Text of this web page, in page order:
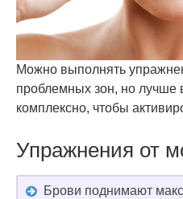
Можно выполнять
проблемных зон, но лучше
комплексно, чтобы
Упражнения от
Брови поднимают